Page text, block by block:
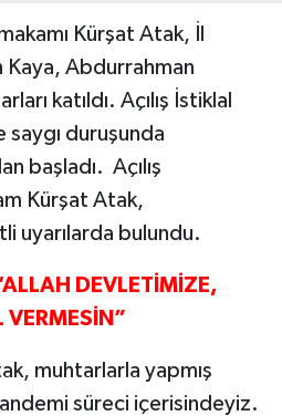
Kürşat Atak, İl
Kaya, Abdurrahman
katıldı. Açılış İstiklal
saygı duruşunda
başladı. Açılış
Kürşat Atak,
uyarılarda bulundu.
DEVLETİMİZE,
muhtarlarla yapmış
süreci içerisindeyiz.